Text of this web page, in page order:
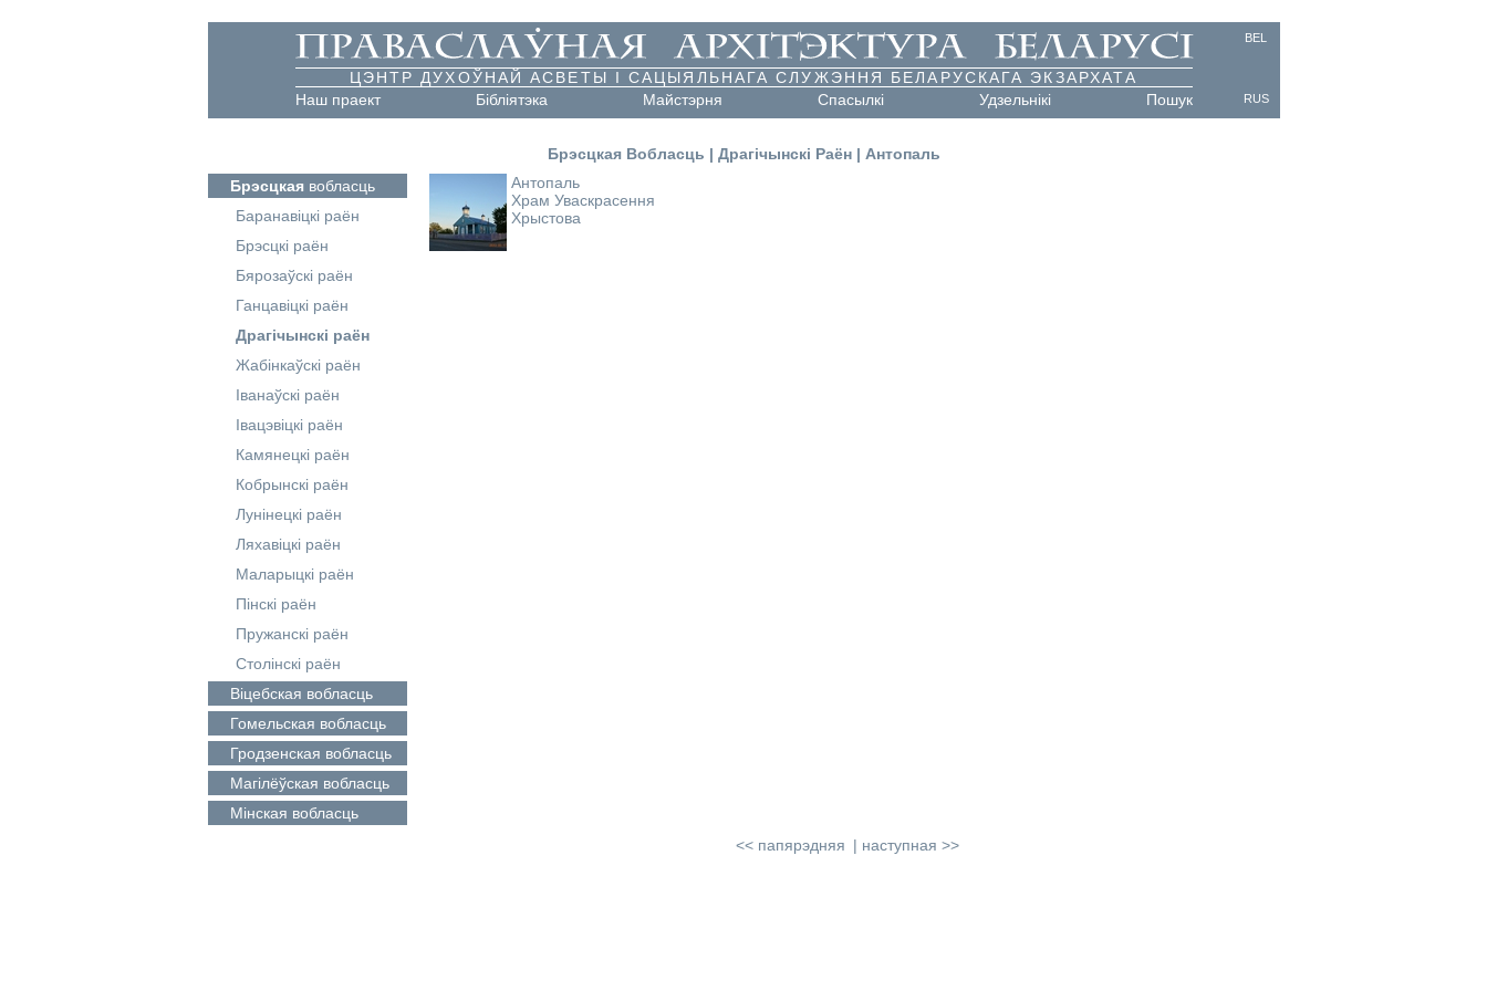
BEL
RUS
ЦЭНТР ДУХОЎНАЙ АСВЕТЫ І САЦЫЯЛЬНАГА СЛУЖЭННЯ БЕЛАРУСКАГА ЭКЗАРХАТА
Наш праект
Бібліятэка Майстэрня Cпасылкі Удзельнікі Пошук
Брэсцкая Вобласць | Драгічынскі Раён| Антопаль
Брэсцкаявобласць
Баранавіцкі раён
Брэсцкі раён
Бярозаўскі раён
Ганцавіцкі раён
Драгічынскі раён
Жабінкаўскі раён
Іванаўскі раён
Івацэвіцкі раён
Камянецкі раён
Кобрынскі раён
Лунінецкі раён
Ляхавіцкі раён
Маларыцкі раён
Пінскі раён
Пружанскі раён
Столінскі раён
Віцебская вобласць
Гомельская вобласць
Гродзенская вобласць
Магілёўская вобласць
Мінская вобласць
Антопаль
Храм Уваскрасення
Хрыстова
<< папярэдняя наступная >>